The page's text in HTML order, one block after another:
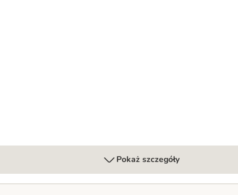
Pokaż szczegóły